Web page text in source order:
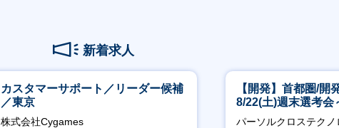
新着求人
カスタマーサポート／リーダー候補
／東京
株式会社Cygames
【開発】首都圏/
8/22(土)週末選考
パーソルクロステク